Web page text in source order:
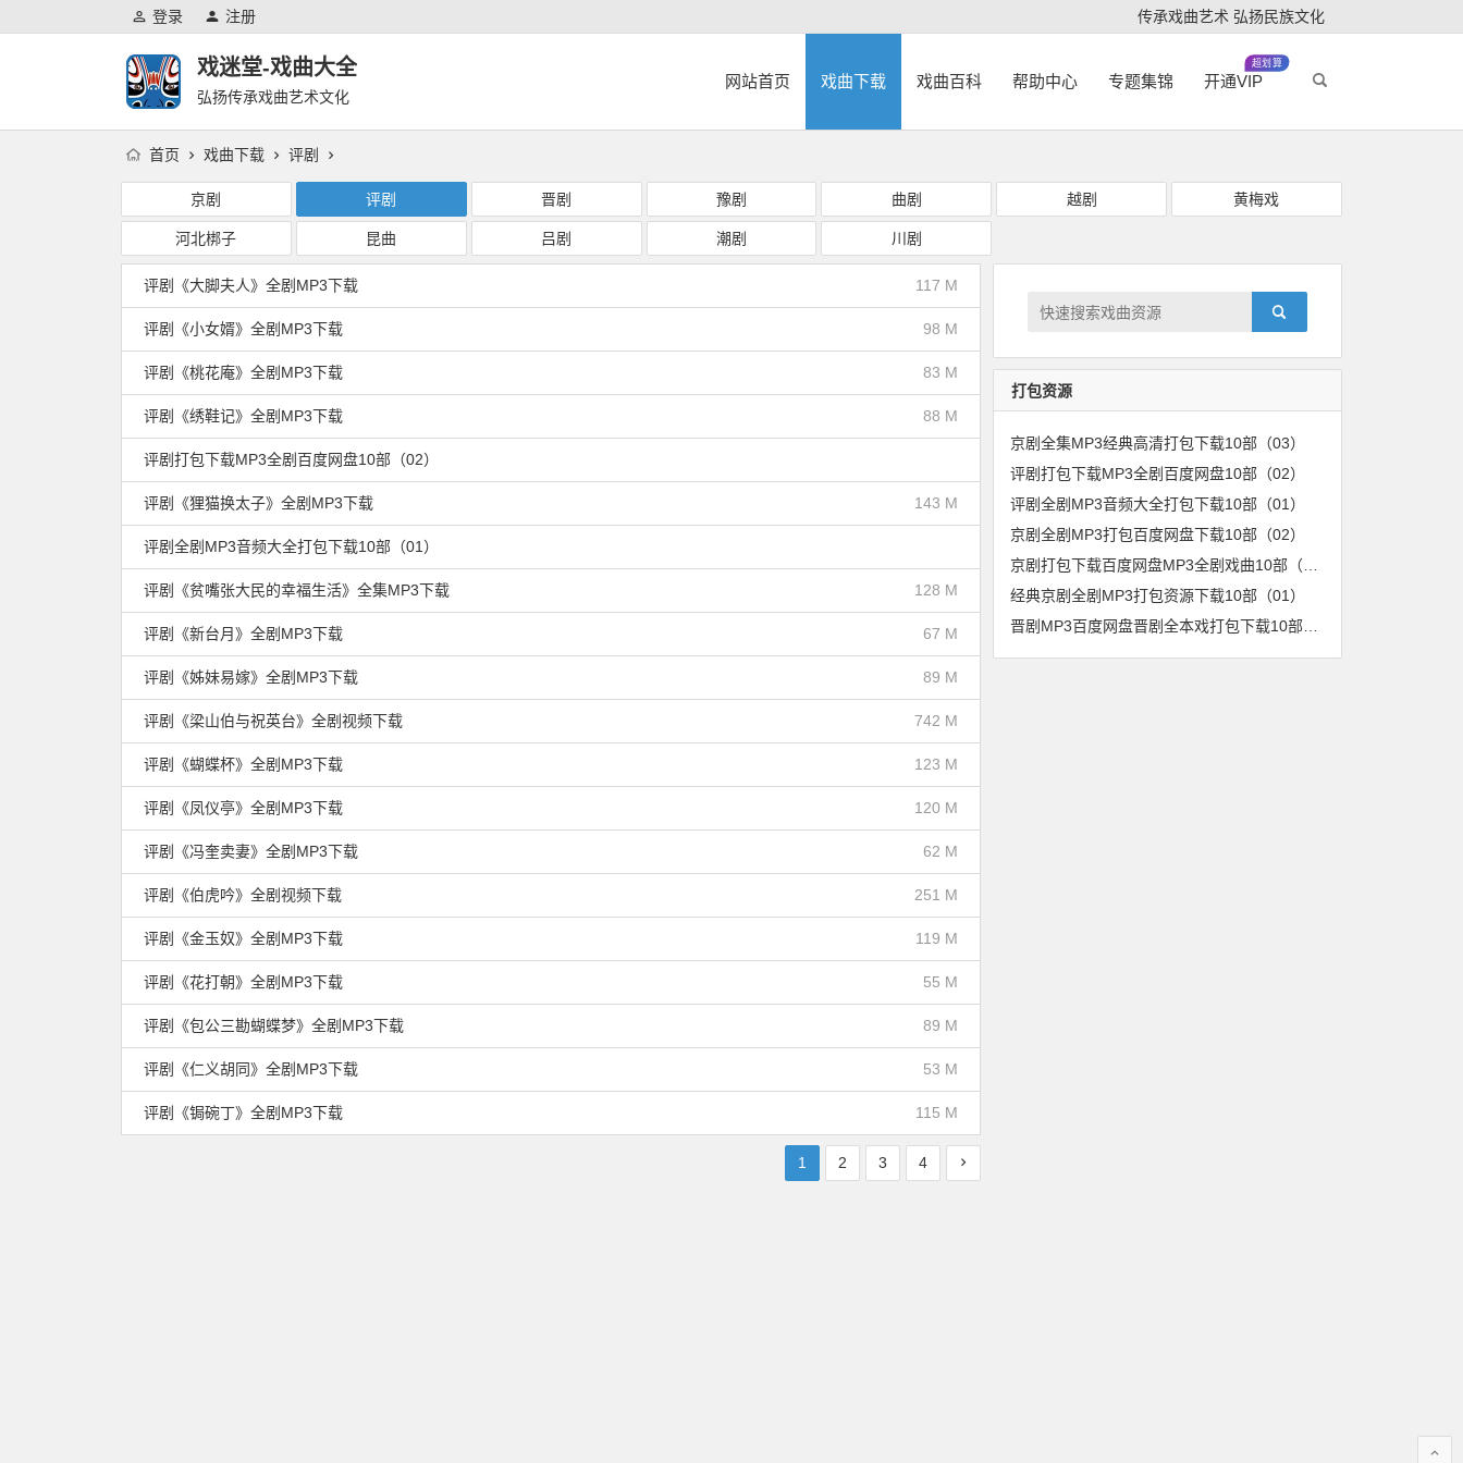
登录 注册 传承戏曲艺术 弘扬民族文化
戏迷堂-戏曲大全
弘扬传承戏曲艺术文化
网站首页 戏曲下载 戏曲百科 帮助中心 专题集锦 开通VIP
超划算
首页 戏曲下载 评剧
京剧 评剧 晋剧 豫剧 曲剧 越剧 黄梅戏
河北梆子 昆曲 吕剧 潮剧 川剧
117 M
评剧《大脚夫人》全剧MP3下载
98 M
评剧《小女婿》全剧MP3下载
83 M
评剧《桃花庵》全剧MP3下载
88 M
评剧《绣鞋记》全剧MP3下载
评剧打包下载MP3全剧百度网盘10部（02）
143 M
评剧《狸猫换太子》全剧MP3下载
评剧全剧MP3音频大全打包下载10部（01）
128 M
评剧《贫嘴张大民的幸福生活》全集MP3下载
67 M
评剧《新台月》全剧MP3下载
89 M
评剧《姊妹易嫁》全剧MP3下载
742 M
评剧《梁山伯与祝英台》全剧视频下载
123 M
评剧《蝴蝶杯》全剧MP3下载
120 M
评剧《凤仪亭》全剧MP3下载
62 M
评剧《冯奎卖妻》全剧MP3下载
251 M
评剧《伯虎吟》全剧视频下载
119 M
评剧《金玉奴》全剧MP3下载
55 M
评剧《花打朝》全剧MP3下载
89 M
评剧《包公三勘蝴蝶梦》全剧MP3下载
53 M
评剧《仁义胡同》全剧MP3下载
115 M
评剧《锔碗丁》全剧MP3下载
1 2 3 4
打包资源
京剧全集MP3经典高清打包下载10部（03）
评剧打包下载MP3全剧百度网盘10部（02）
评剧全剧MP3音频大全打包下载10部（01）
京剧全剧MP3打包百度网盘下载10部（02）
经典京剧全剧MP3打包资源下载10部（01）